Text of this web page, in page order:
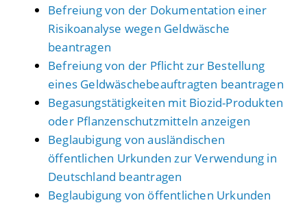
Befreiung von der Dokumentation einer
Risikoanalyse wegen Geldwäsche
beantragen
Befreiung von der Pflicht zur Bestellung
eines Geldwäschebeauftragten beantragen
Begasungstätigkeiten mit Biozid-Produkten
oder Pflanzenschutzmitteln anzeigen
Beglaubigung von ausländischen
öffentlichen Urkunden zur Verwendung in
Deutschland beantragen
Beglaubigung von öffentlichen Urkunden